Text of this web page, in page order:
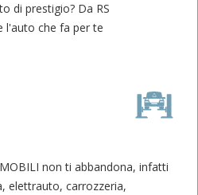
di prestigio? Da RS
l'auto che fa per te
non ti abbandona, infatti
elettrauto, carrozzeria,